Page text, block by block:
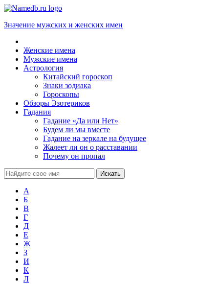
Значение мужских и женских имен
Женские имена
Мужские имена
Астрология
Китайский гороскоп
Знаки зодиака
Гороскопы
Обзоры Эзотериков
Гадания
Гадание «Да или Нет»
Будем ли мы вместе
Гадание на зеркале на будущее
Жалеет ли он о расставании
Почему он пропал
А
Б
В
Г
Д
Е
Ж
З
И
К
Л